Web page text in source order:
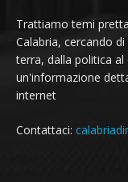
Trattiamo temi
Calabria, cercando
terra, dalla politica
un'informazione
internet
Contattaci: